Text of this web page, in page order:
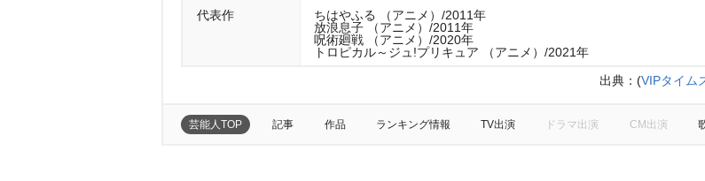
代表作
ちはやふる （アニメ）/2011年
放浪息子 （アニメ）/2011年
呪術廻戦 （アニメ）/2020年
トロピカル～ジュ!プリキュア （アニメ）/2021年
出典： (VIPタイム
芸能人TOP 記事 作品 ランキング情報 TV出演 ドラマ出演 CM出演